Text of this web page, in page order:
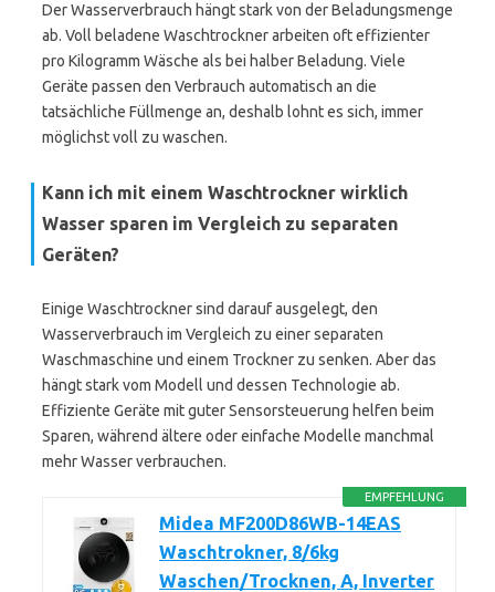
Der Wasserverbrauch hängt stark von der Beladungsmenge
ab. Voll beladene Waschtrockner arbeiten oft effizienter
pro Kilogramm Wäsche als bei halber Beladung. Viele
Geräte passen den Verbrauch automatisch an die
tatsächliche Füllmenge an, deshalb lohnt es sich, immer
möglichst voll zu waschen.
Kann ich mit einem Waschtrockner wirklich
Wasser sparen im Vergleich zu separaten
Geräten?
Einige Waschtrockner sind darauf ausgelegt, den
Wasserverbrauch im Vergleich zu einer separaten
Waschmaschine und einem Trockner zu senken. Aber das
hängt stark vom Modell und dessen Technologie ab.
Effiziente Geräte mit guter Sensorsteuerung helfen beim
Sparen, während ältere oder einfache Modelle manchmal
mehr Wasser verbrauchen.
EMPFEHLUNG
Midea MF200D86WB-14EAS
Waschtrokner, 8/6kg
Waschen/Trocknen, A, Inverter